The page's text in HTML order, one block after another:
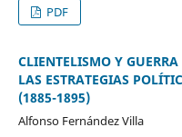
PDF
CLIENTELISMO Y
LAS ESTRATEGIAS
(1885-1895)
Alfonso Fernández Villa